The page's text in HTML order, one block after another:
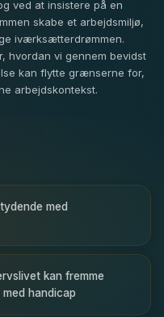
ved at insistere på en
skabe et arbejdsmiljø,
iværksætterdrømmen.
hvordan vi gennem bevidst
kan flytte grænserne for,
arbejdskontekst.
med
kan fremme
handicap